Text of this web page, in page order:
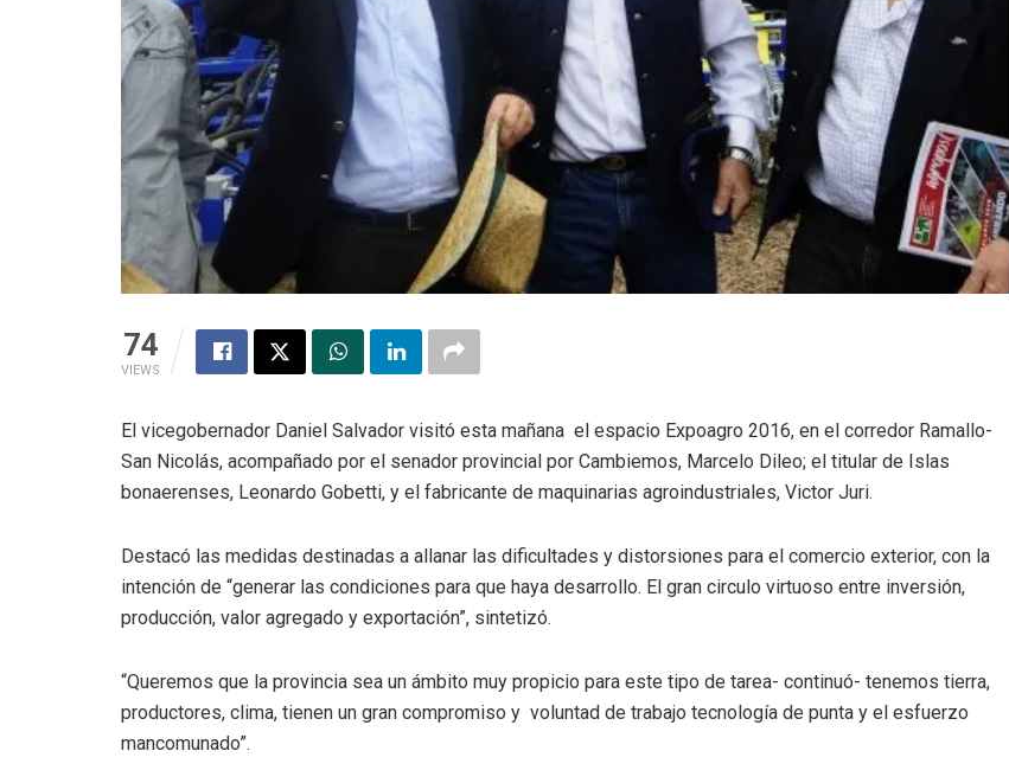
74
VIEWS
El vicegobernador Daniel Salvador visitó esta mañana el espacio Expoagro 2016, en el corredor Ramallo-
San Nicolás, acompañado por el senador provincial por Cambiemos, Marcelo Dileo; el titular de Islas
bonaerenses, Leonardo Gobetti, y el fabricante de maquinarias agroindustriales, Victor Juri.
Destacó las medidas destinadas a allanar las dificultades y distorsiones para el comercio exterior, con la
intención de “generar las condiciones para que haya desarrollo. El gran circulo virtuoso entre inversión,
producción, valor agregado y exportación”, sintetizó.
“Queremos que la provincia sea un ámbito muy propicio para este tipo de tarea- continuó- tenemos tierra,
productores, clima, tienen un gran compromiso y voluntad de trabajo tecnología de punta y el esfuerzo
mancomunado”.